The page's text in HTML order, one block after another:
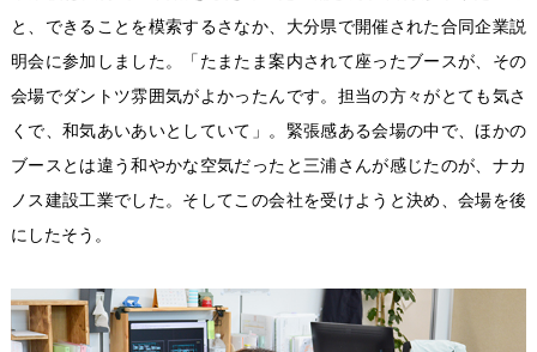
と、できることを模索するさなか、大分県で開催された合同企業説
明会に参加しました。「たまたま案内されて座ったブースが、その
会場でダントツ雰囲気がよかったんです。担当の方々がとても気さ
くで、和気あいあいとしていて」。緊張感ある会場の中で、ほかの
ブースとは違う和やかな空気だったと三浦さんが感じたのが、ナカ
ノス建設工業でした。そしてこの会社を受けようと決め、会場を後
にしたそう。